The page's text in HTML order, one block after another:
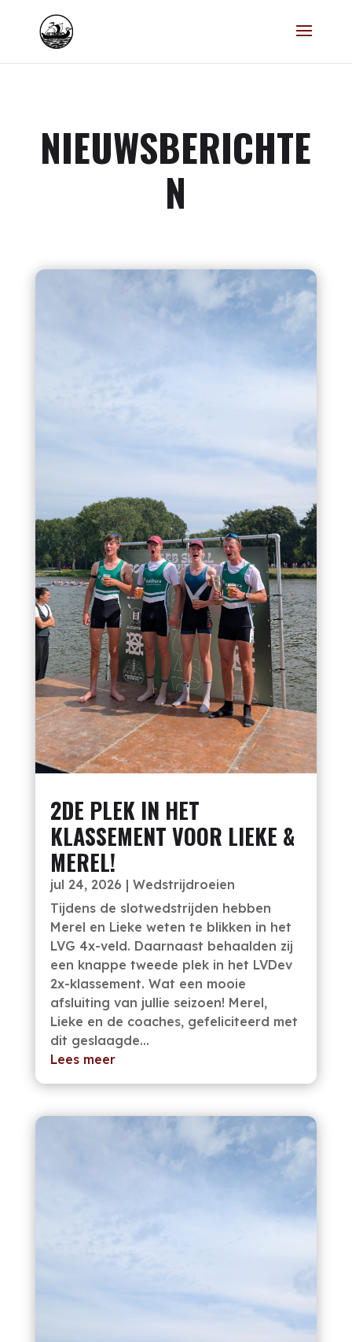
NIEUWSBERICHTE
N
2DE PLEK IN HET
KLASSEMENT VOOR LIEKE &
MEREL!
jul 24, 2026 | Wedstrijdroeien
Tijdens de slotwedstrijden hebben
Merel en Lieke weten te blikken in het
LVG 4x-veld. Daarnaast behaalden zij
een knappe tweede plek in het LVDev
2x-klassement. Wat een mooie
afsluiting van jullie seizoen! Merel,
Lieke en de coaches, gefeliciteerd met
dit geslaagde...
Lees meer